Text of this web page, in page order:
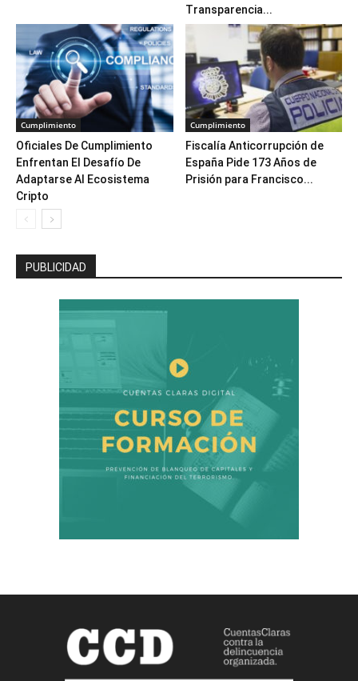
Transparencia...
Cumplimiento
Oficiales De Cumplimiento
Enfrentan El Desafío De
Adaptarse Al Ecosistema
Cripto
Cumplimiento
Fiscalía Anticorrupción de
España Pide 173 Años de
Prisión para Francisco...
PUBLICIDAD